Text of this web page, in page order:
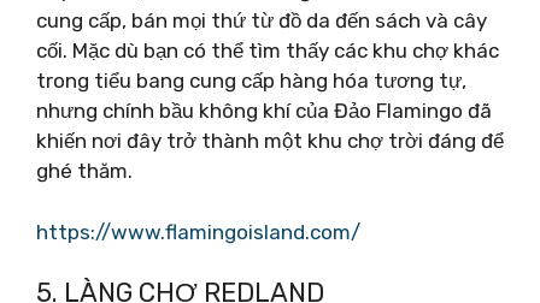
cung cấp, bán mọi thứ từ đồ da đến sách và cây
cối. Mặc dù bạn có thể tìm thấy các khu chợ khác
trong tiểu bang cung cấp hàng hóa tương tự,
nhưng chính bầu không khí của Đảo Flamingo đã
khiến nơi đây trở thành một khu chợ trời đáng để
ghé thăm.
https://www.flamingoisland.com/
5. LÀNG CHỢ REDLAND